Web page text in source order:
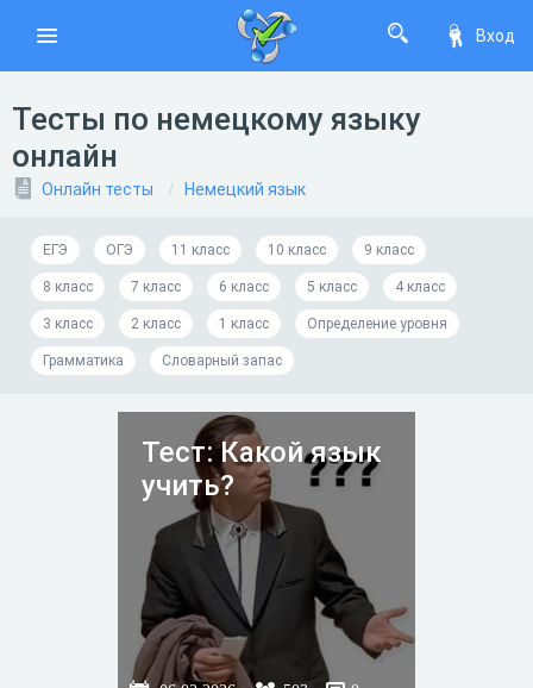
Вход
Тесты по немецкому языку
онлайн
Онлайн тесты Немецкий язык
ЕГЭ ОГЭ 11 класс 10 класс 9 класс
8 класс 7 класс 6 класс 5 класс 4 класс
3 класс 2 класс 1 класс Определение уровня
Грамматика Словарный запас
Тест: Какой язык
учить?